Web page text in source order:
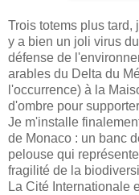
Trois totems plus tard,
y a bien un joli virus
défense de
arables du Delta du
l'occurrence) à la
d'ombre pour
Je m'installe
de Monaco : un banc
pelouse qui
fragilité de la
La Cité Internationale